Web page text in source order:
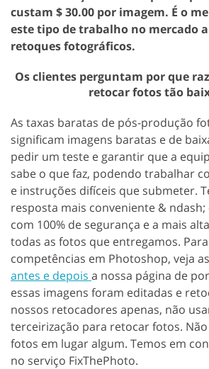
custam $ 30.00 por imagem. É o
este tipo de trabalho no mercado
retoques fotográficos.
Os clientes perguntam por que
retocar fotos tão
As taxas baratas de pós-produção
significam imagens baratas e de
pedir um teste e garantir que a
sabe o que faz, podendo trabalhar
e instruções difíceis que submeter.
resposta mais conveniente & ndash;
com 100% de segurança e a mais
todas as fotos que entregamos.
competências em Photoshop, veja as
antes e depois a nossa página de
essas imagens foram editadas e
nossos retocadores apenas, não
terceirização para retocar fotos.
fotos em lugar algum. Temos em
no serviço FixThePhoto.